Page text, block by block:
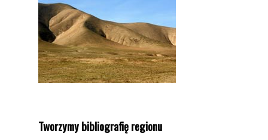
Tworzymy bibliografię regionu